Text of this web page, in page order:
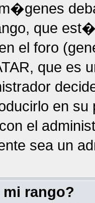
que
el foro
que
en
el
sea un
rango?